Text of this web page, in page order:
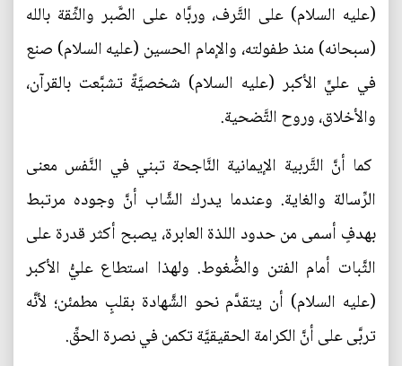
(عليه السلام) على التَّرف، وربَّاه على الصَّبر والثِّقة بالله
(سبحانه) منذ طفولته، والإمام الحسين (عليه السلام) صنع
في عليٍّ الأكبر (عليه السلام) شخصيَّةً تشبَّعت بالقرآن،
والأخلاق، وروح التَّضحية.
كما أنَّ التَّربية الإيمانية النَّاجحة تبني في النَّفس معنى
الرِّسالة والغاية. وعندما يدرك الشَّاب أنَّ وجوده مرتبط
بهدفٍ أسمى من حدود اللذة العابرة، يصبح أكثر قدرة على
الثَّبات أمام الفتن والضُّغوط. ولهذا استطاع عليُّ الأكبر
(عليه السلام) أن يتقدَّم نحو الشَّهادة بقلبٍ مطمئن؛ لأنَّه
تربَّى على أنَّ الكرامة الحقيقيَّة تكمن في نصرة الحقِّ.